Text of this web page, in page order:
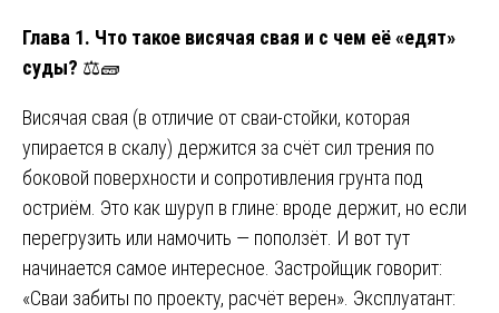
Глава 1. Что такое висячая свая и с чем её «едят»
суды? ⚖️🧱
Висячая свая (в отличие от сваи-стойки, которая
упирается в скалу) держится за счёт сил трения по
боковой поверхности и сопротивления грунта под
остриём. Это как шуруп в глине: вроде держит, но если
перегрузить или намочить — поползёт. И вот тут
начинается самое интересное. Застройщик говорит:
«Сваи забиты по проекту, расчёт верен». Эксплуатант: